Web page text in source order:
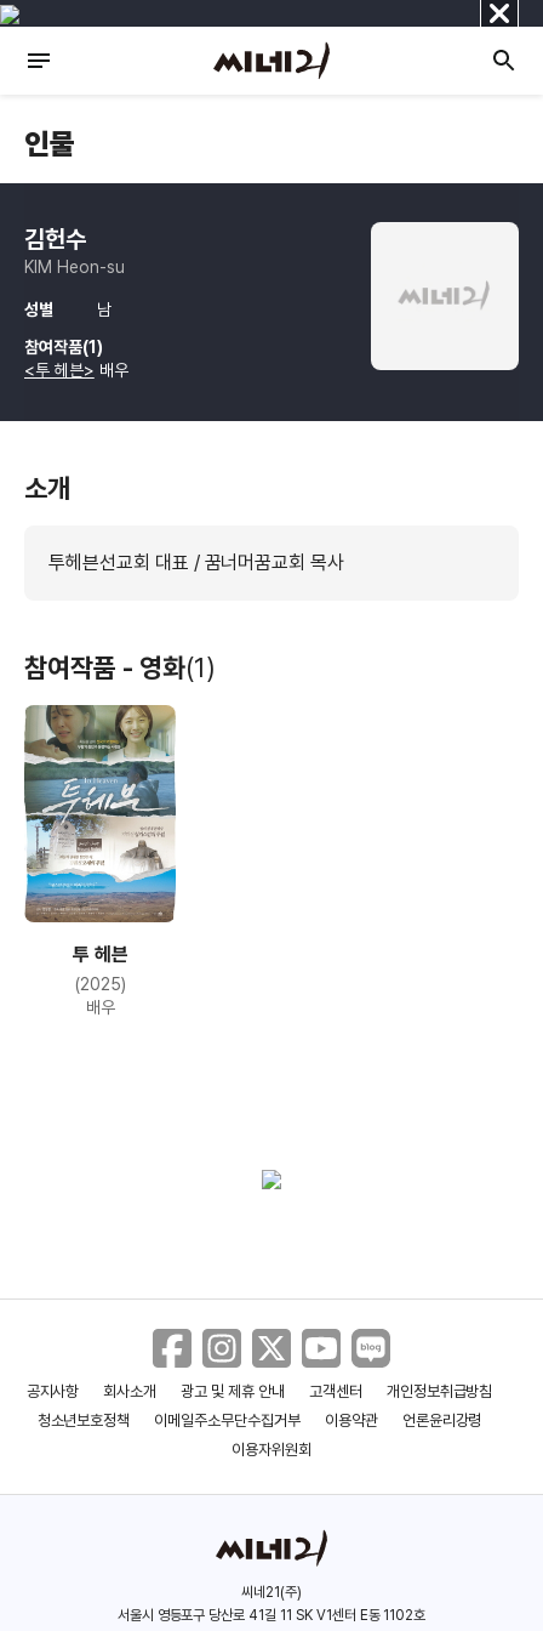
닫
기
인물
김헌수
KIM Heon-su
성별
남
참여작품(1)
<투 헤븐> 배우
소개
투헤븐선교회 대표 / 꿈너머꿈교회 목사
참여작품 - 영화(1)
투 헤븐
(2025)
배우
공지사항 회사소개 광고 및 제휴 안내 고객센터
개인정보취급방침
청소년보호정책
이메일주소무단수집거부 이용약관
언론윤리강령
이용자위원회
씨네21(주)
서울시 영등포구 당산로 41길 11 SK V1센터 E동 1102호